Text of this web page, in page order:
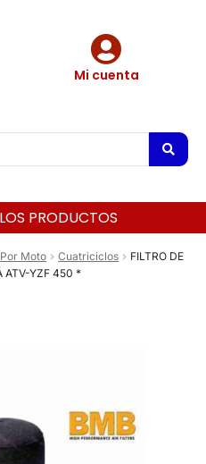
Mi cuenta
PRODUCTOS
Moto Cuatriciclos
FILTRO DE
ATV-YZF 450 *